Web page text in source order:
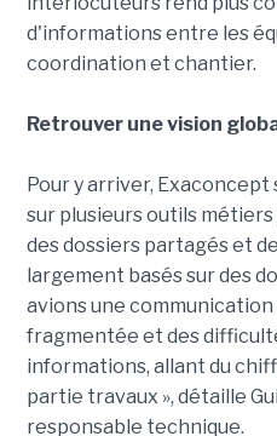
d'informations entre les
coordination et chantier.
Retrouver une vision
Pour y arriver,
sur plusieurs outils métiers
des dossiers partagés et
largement basés sur des
avions une
fragmentée et des
informations, allant du
partie travaux », détaille
responsable technique.